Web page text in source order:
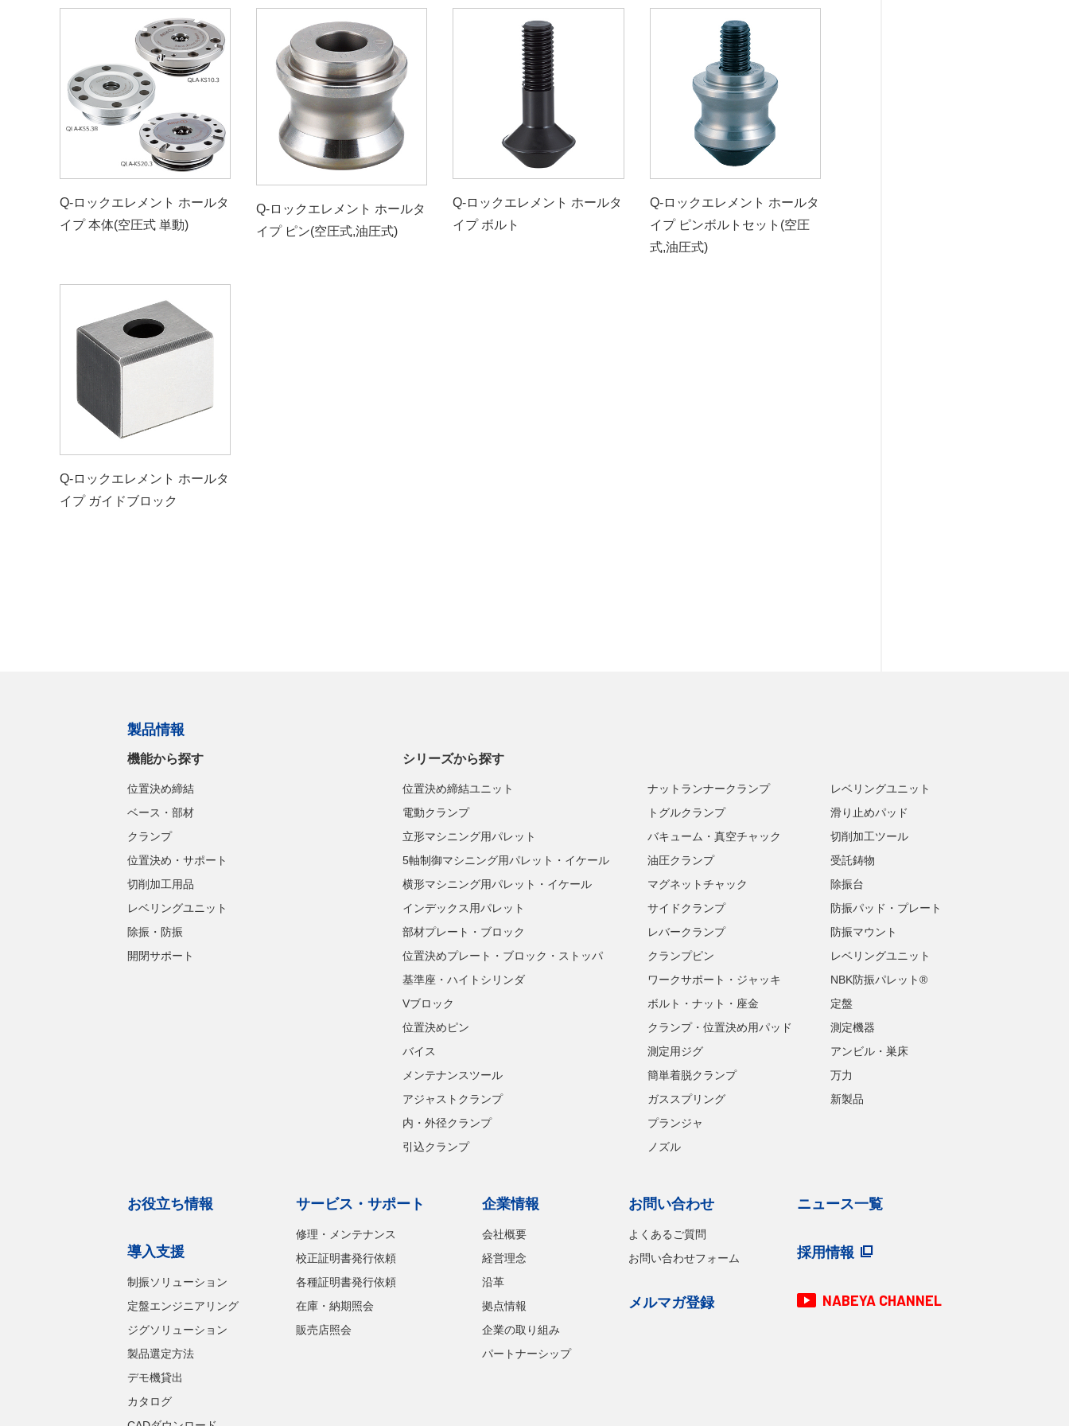
Q-ロックエレメント ホールタ
イプ 本体(空圧式 単動)
Q-ロックエレメント ホールタ
イプ ピン(空圧式,油圧式)
Q-ロックエレメント ホールタ
イプ ボルト
Q-ロックエレメント ホールタ
イプ ピンボルトセット(空圧
式,油圧式)
Q-ロックエレメント ホールタ
イプ ガイドブロック
製品情報
機能から探す
位置決め締結
ベース・部材
クランプ
位置決め・サポート
切削加工用品
レベリングユニット
除振・防振
開閉サポート
シリーズから探す
位置決め締結ユニット
電動クランプ
立形マシニング用パレット
5軸制御マシニング用パレット・イケール
横形マシニング用パレット・イケール
インデックス用パレット
部材プレート・ブロック
位置決めプレート・ブロック・ストッパ
基準座・ハイトシリンダ
Vブロック
位置決めピン
バイス
メンテナンスツール
アジャストクランプ
内・外径クランプ
引込クランプ
ナットランナークランプ
トグルクランプ
バキューム・真空チャック
油圧クランプ
マグネットチャック
サイドクランプ
レバークランプ
クランプピン
ワークサポート・ジャッキ
ボルト・ナット・座金
クランプ・位置決め用パッド
測定用ジグ
簡単着脱クランプ
ガススプリング
プランジャ
ノズル
レベリングユニット
滑り止めパッド
切削加工ツール
受託鋳物
除振台
防振パッド・プレート
防振マウント
レベリングユニット
NBK防振パレット®
定盤
測定機器
アンビル・巣床
万力
新製品
お役立ち情報
導入支援
制振ソリューション
定盤エンジニアリング
ジグソリューション
製品選定方法
デモ機貸出
カタログ
サービス・サポート
修理・メンテナンス
校正証明書発行依頼
各種証明書発行依頼
在庫・納期照会
販売店照会
企業情報
会社概要
経営理念
沿革
拠点情報
企業の取り組み
パートナーシップ
お問い合わせ
よくあるご質問
お問い合わせフォーム
メルマガ登録
ニュース一覧
採用情報
NABEYA CHANNEL